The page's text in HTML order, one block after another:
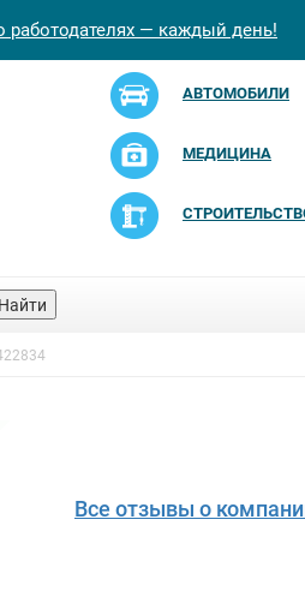
— каждый день!
АВТОМОБИЛИ
МЕДИЦИНА
Найти
Все отзывы о